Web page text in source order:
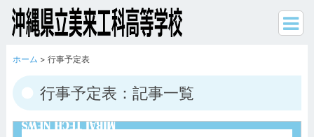
ホーム > 行事予定表
行事予定表：記事一覧